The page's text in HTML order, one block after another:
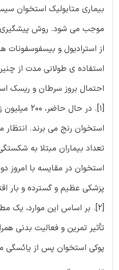
بیماری متابولیک استخوان
از استرادیول و بیسفوسفونات
استفاده ی طولانی مدت از
احتمال بروز سرطان و ریسک
[1]. در حال
تعداد بیماران مبتلا به
استخوان در مقایسه با امروز
پزشکی عظیم و گسترده و بار
[2]. بر اساس این موارد،
تأثیر تمرین و فعالیت بدنی
پوکی استخوان پس از یائسگی